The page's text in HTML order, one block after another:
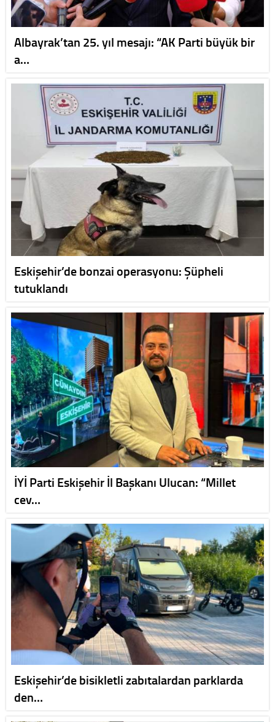
Albayrak’tan 25. yıl mesajı: “AK Parti büyük bir
a…
Eskişehir’de bonzai operasyonu: Şüpheli
tutuklandı
İYİ Parti Eskişehir İl Başkanı Ulucan: “Millet
cev…
Eskişehir’de bisikletli zabıtalardan parklarda
den…